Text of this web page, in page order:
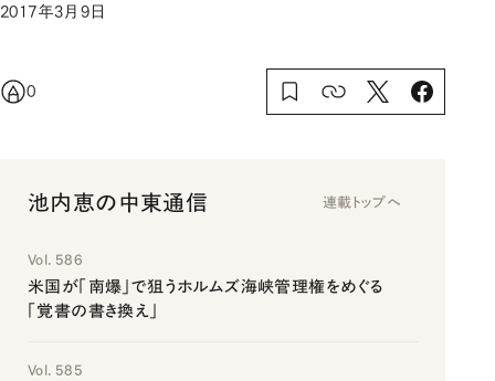
2017年3月9日
0
池内恵の中東通信 連載トップへ
Vol. 586
米国が「南爆」で狙うホルムズ海峡管理権をめぐる
「覚書の書き換え」
Vol. 585